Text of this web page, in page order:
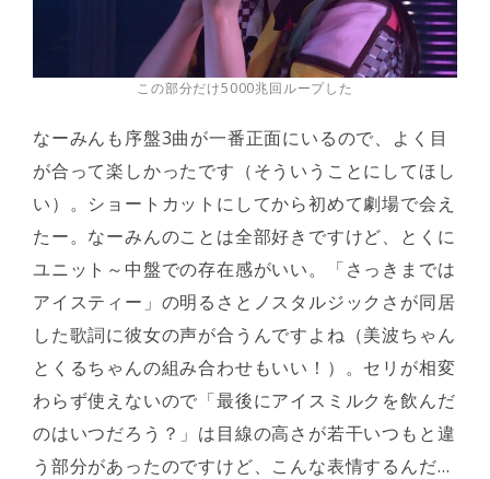
この部分だけ5000兆回ループした
なーみんも序盤3曲が一番正面にいるので、よく目
が合って楽しかったです（そういうことにしてほし
い）。ショートカットにしてから初めて劇場で会え
たー。なーみんのことは全部好きですけど、とくに
ユニット～中盤での存在感がいい。「さっきまでは
アイスティー」の明るさとノスタルジックさが同居
した歌詞に彼女の声が合うんですよね（美波ちゃん
とくるちゃんの組み合わせもいい！）。セリが相変
わらず使えないので「最後にアイスミルクを飲んだ
のはいつだろう？」は目線の高さが若干いつもと違
う部分があったのですけど、こんな表情するんだ…